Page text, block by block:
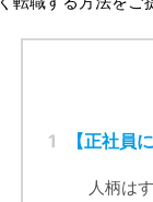
1 【正社員
人柄は